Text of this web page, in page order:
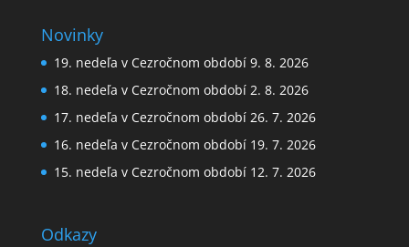
Novinky
19. nedeľa v Cezročnom období 9. 8. 2026
18. nedeľa v Cezročnom období 2. 8. 2026
17. nedeľa v Cezročnom období 26. 7. 2026
16. nedeľa v Cezročnom období 19. 7. 2026
15. nedeľa v Cezročnom období 12. 7. 2026
Odkazy